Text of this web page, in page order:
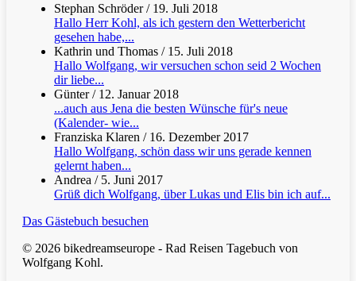
Stephan Schröder/ 19. Juli 2018
Hallo Herr Kohl, als ich gestern den Wetterbericht
gesehen habe,...
Kathrin und Thomas / 15. Juli 2018
Hallo Wolfgang, wir versuchen schon seid 2 Wochen
dir liebe...
Günter/ 12. Januar 2018
...auch aus Jena die besten Wünsche für's neue
(Kalender- wie...
Franziska Klaren / 16. Dezember 2017
Hallo Wolfgang, schön dass wir uns gerade kennen
gelernt haben...
Andrea / 5. Juni 2017
Grüß dich Wolfgang, über Lukas und Elis bin ich auf...
Das Gästebuch besuchen
© 2026 bikedreamseurope - Rad Reisen Tagebuch von
Wolfgang Kohl.